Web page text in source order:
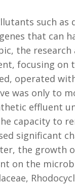
such
that can
the
focusing on
operated
was only to
effluent
capacity to
significant
the growth
on the